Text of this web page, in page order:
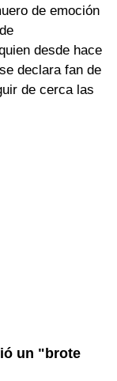
de emoción
desde hace
declara fan de
de cerca las
un "brote